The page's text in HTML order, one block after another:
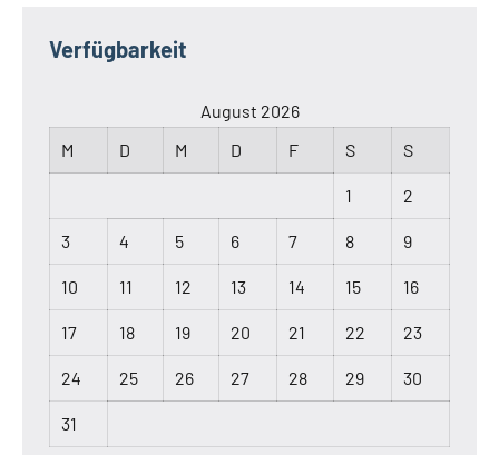
Verfügbarkeit
August 2026
M
D M D F S S
1 2
3 4 5 6 7 8 9
10 11 12 13 14 15 16
17 18 19 20 21 22 23
24 25 26 27 28 29 30
31